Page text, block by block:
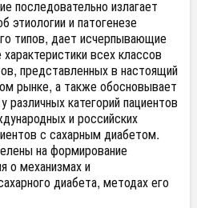
последовательно излагает
и патогенезе
типов, дает исчерпывающие
всех классов
представленных в настоящий
рынке, а также обосновывает
различных категорий пациентов
и российских
с сахарным диабетом.
на формирование
о механизмах и
диабета, методах его